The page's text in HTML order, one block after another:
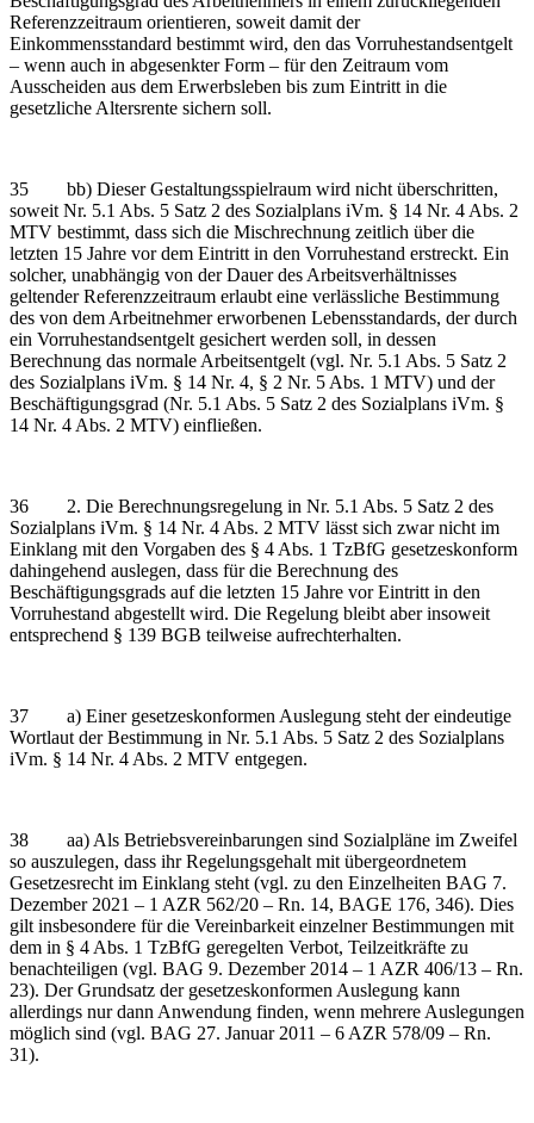
Referenzzeitraum orientieren, soweit damit der
Einkommensstandard bestimmt wird, den das Vorruhestandsentgelt
– wenn auch in abgesenkter Form – für den Zeitraum vom
Ausscheiden aus dem Erwerbsleben bis zum Eintritt in die
gesetzliche Altersrente sichern soll.
35 bb) Dieser Gestaltungsspielraum wird nicht überschritten,
soweit Nr. 5.1 Abs. 5 Satz 2 des Sozialplans iVm. § 14 Nr. 4 Abs. 2
MTV bestimmt, dass sich die Mischrechnung zeitlich über die
letzten 15 Jahre vor dem Eintritt in den Vorruhestand erstreckt. Ein
solcher, unabhängig von der Dauer des Arbeitsverhältnisses
geltender Referenzzeitraum erlaubt eine verlässliche Bestimmung
des von dem Arbeitnehmer erworbenen Lebensstandards, der durch
ein Vorruhestandsentgelt gesichert werden soll, in dessen
Berechnung das normale Arbeitsentgelt (vgl. Nr. 5.1 Abs. 5 Satz 2
des Sozialplans iVm. § 14 Nr. 4, § 2 Nr. 5 Abs. 1 MTV) und der
Beschäftigungsgrad (Nr. 5.1 Abs. 5 Satz 2 des Sozialplans iVm. §
14 Nr. 4 Abs. 2 MTV) einfließen.
36 2. Die Berechnungsregelung in Nr. 5.1 Abs. 5 Satz 2 des
Sozialplans iVm. § 14 Nr. 4 Abs. 2 MTV lässt sich zwar nicht im
Einklang mit den Vorgaben des § 4 Abs. 1 TzBfG gesetzeskonform
dahingehend auslegen, dass für die Berechnung des
Beschäftigungsgrads auf die letzten 15 Jahre vor Eintritt in den
Vorruhestand abgestellt wird. Die Regelung bleibt aber insoweit
entsprechend § 139 BGB teilweise aufrechterhalten.
37 a) Einer gesetzeskonformen Auslegung steht der eindeutige
Wortlaut der Bestimmung in Nr. 5.1 Abs. 5 Satz 2 des Sozialplans
iVm. § 14 Nr. 4 Abs. 2 MTV entgegen.
38 aa) Als Betriebsvereinbarungen sind Sozialpläne im Zweifel
so auszulegen, dass ihr Regelungsgehalt mit übergeordnetem
Gesetzesrecht im Einklang steht (vgl. zu den Einzelheiten BAG 7.
Dezember 2021 – 1 AZR 562/20 – Rn. 14, BAGE 176, 346). Dies
gilt insbesondere für die Vereinbarkeit einzelner Bestimmungen mit
dem in § 4 Abs. 1 TzBfG geregelten Verbot, Teilzeitkräfte zu
benachteiligen (vgl. BAG 9. Dezember 2014 – 1 AZR 406/13 – Rn.
23). Der Grundsatz der gesetzeskonformen Auslegung kann
allerdings nur dann Anwendung finden, wenn mehrere Auslegungen
möglich sind (vgl. BAG 27. Januar 2011 – 6 AZR 578/09 – Rn.
31).